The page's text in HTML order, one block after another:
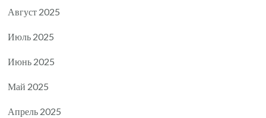
Август 2025
Июль 2025
Июнь 2025
Май 2025
Апрель 2025